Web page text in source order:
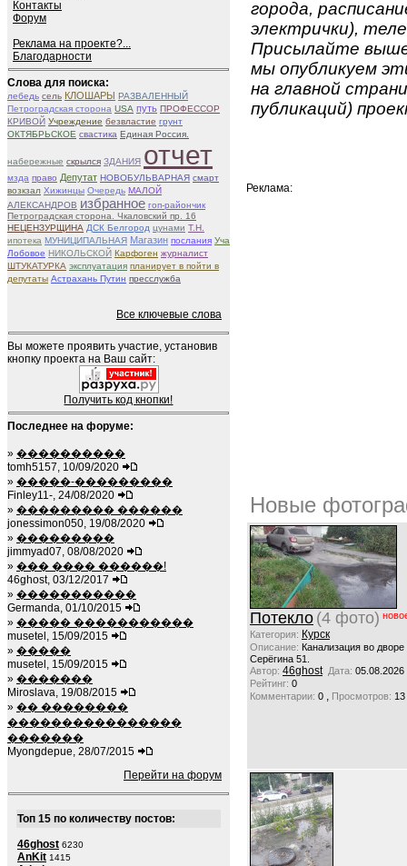
Контакты
Форум
Реклама на проекте?...
Благодарности
Слова для поиска:
лебедь сель КЛОШАРЫ РАЗВАЛЕННЫЙ
Петроградская сторона USA путь ПРОФЕССОР
КРИВОЙ Учреждение безвластие грунт
ОКТЯБРЬСКОЕ свастика Единая Россия.
набережные скрылся ЗДАНИЯ отчет
мзда право Депутат НОВОБУЛЬВАРНАЯ смарт
возкзал Хижинцы Очередь МАЛОЙ
АЛЕКСАНДРОВ избранное гоп-райончик
Петроградская сторона. Чкаловский пр. 16
НЕЦЕНЗУРЩИНА ДСК Белгород цунами Т.Н.
ипотека МУНИЦИПАЛЬНАЯ Магазин послания Уча
Лобовое НИКОЛЬСКОЙ Карфоген журналист
ШТУКАТУРКА эксплуатация планирует в пойти в
депутаты Астрахань Путин пресслужба
Все ключевые слова
Вы можете проявить участие, установив
кнопку проекта на Ваш сайт:
Получить код кнопки!
Последнее на форуме:
» ����������
tomh5157, 10/09/2020
» �����-���������
Finley11-, 24/08/2020
» ��������� ������
jonessimon050, 19/08/2020
» ���������
jimmyad07, 08/08/2020
» ��� ���� ������!
46ghost, 03/12/2017
» �����������
Germanda, 01/10/2015
» ����� �����������
musetel, 15/09/2015
» �����
musetel, 15/09/2015
» �������
Miroslava, 19/08/2015
» �� ��������
����������������
�������
Myongdepue, 28/07/2015
Перейти на форум
Топ 15 по количеству постов:
46ghost 6230
AnKit 1415
города,
электрички),
Присылайте
мы опубликуем
на главной
публикаций)
Реклама:
Новые
Потекло (4 фото)
Категория: Курск
Описание: Канализация во
Серёгина 51.
Автор: 46ghost Дата: 05.08.2026
Рейтинг: 0
Комментарии: 0 , Просмотров: 13